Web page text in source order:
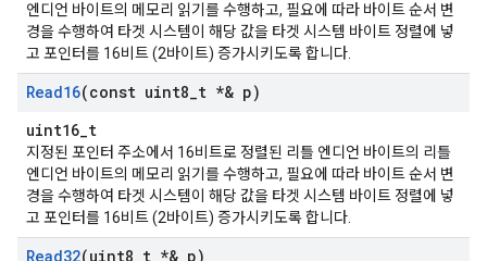
엔디언 바이트의 메모리 읽기를 수행하고, 필요에 따라 바이트 순서 변
경을 수행하여 타겟 시스템이 해당 값을 타겟 시스템 바이트 정렬에 넣
고 포인터를 16비트 (2바이트) 증가시키도록 합니다.
Read16(const uint8 t *& p)
uint16_t
지정된 포인터 주소에서 16비트로 정렬된 리틀 엔디언 바이트의 리틀
엔디언 바이트의 메모리 읽기를 수행하고, 필요에 따라 바이트 순서 변
경을 수행하여 타겟 시스템이 해당 값을 타겟 시스템 바이트 정렬에 넣
고 포인터를 16비트 (2바이트) 증가시키도록 합니다.
Read32(uint8 t *& p)